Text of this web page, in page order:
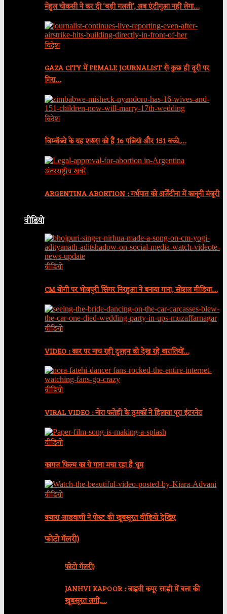
मेहुल चोकसी ने कर दी ‘बड़ी गलती’, अब एंटीगुआ नहीं लेगा…
विदेश
GAZA CITY में FEMALE JOURNALIST से कुछ ही दूरी पर
गिरा…
विदेश
जिम्बॉब्वे के यह शख्स को हैं 16 पत्नियां और 151 बच्चे,…
अंतरराष्ट्रीय खबरें
ARGENTINA ABORTION : गर्भपात को अर्जेंटीना में कानूनी मंजूरी
वीडियो
वीडियो
CM योगी पर भोजपुरी सिंगर निरहुआ ने बनाया गाना, सोशल मीडिया…
वीडियो
VIDEO : कार पर नाच रही दुल्हन को देख रहे बारातियों…
वीडियो
VIRAL VIDEO : नोरा फतेही के ठुमकों ने हिलाया पूरा इंटरनेट
वीडियो
कागज फिल्म का ये गाना मचा रहा है धूम
वीडियो
क्यारा आडवाणी ने पोस्ट की खूबसूरत वीडियो देखिए
फोटो गॅलरी)
फोटो गॅलरी)
JANHVI KAPOOR : जाह्नवी कपूर साड़ी में बला की
खूबसूरत लगीं,…